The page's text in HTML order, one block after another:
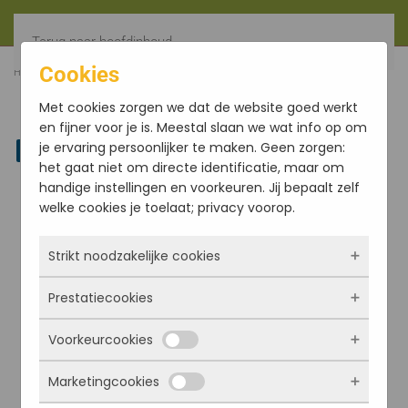
Terug naar hoofdinhoud
HOME FILTER
Linkedin
Cookies
Met cookies zorgen we dat de website goed werkt
en fijner voor je is. Meestal slaan we wat info op om
je ervaring persoonlijker te maken. Geen zorgen:
het gaat niet om directe identificatie, maar om
handige instellingen en voorkeuren. Jij bepaalt zelf
welke cookies je toelaat; privacy voorop.
Strikt noodzakelijke cookies
Deze cookies zorgen ervoor dat de website
überhaupt werkt. Ze zijn dus altijd actief en
kunnen niet worden uitgezet. Meestal worden
ze alleen geplaatst als jij iets doet, zoals
inloggen, een formulier invullen of je
Prestatiecookies
Met deze cookies zien we hoe vaak onze site
bezocht wordt, waar bezoekers vandaan
komen en welke pagina’s populair zijn. Zo
Voorkeurcookies
Deze cookies onthouden jouw voorkeuren.
Marketingcookies